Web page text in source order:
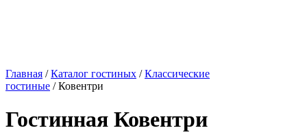
Главная /Каталог гостиных /Классические
гостиные / Ковентри
Гостинная Ковентри